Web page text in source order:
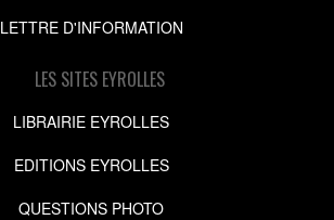
LETTRE D'INFORMATION
LES SITES EYROLLES
LIBRAIRIE EYROLLES
EDITIONS EYROLLES
QUESTIONS PHOTO